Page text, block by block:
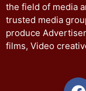
the field of media
trusted media
produce
films, Video